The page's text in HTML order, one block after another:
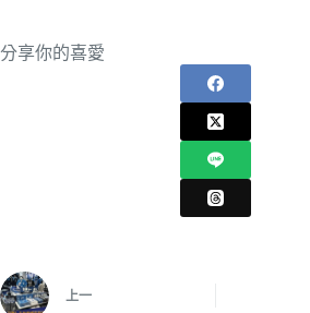
分享你的喜愛
上一